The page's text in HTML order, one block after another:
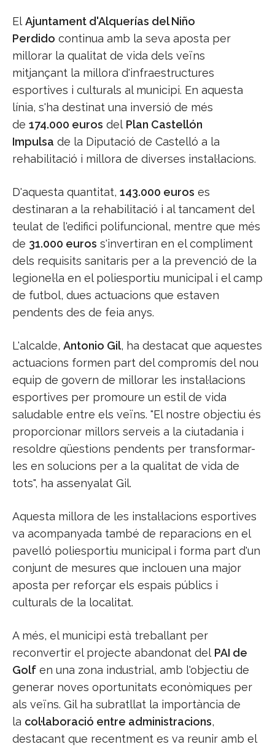
El Ajuntament d'Alquerías del Niño
Perdido continua amb la seva aposta per
millorar la qualitat de vida dels veïns
mitjançant la millora d'infraestructures
esportives i culturals al municipi. En aquesta
línia, s'ha destinat una inversió de més
de 174.000 euros del Plan Castellón
Impulsa de la Diputació de Castelló a la
rehabilitació i millora de diverses instal·lacions.
D'aquesta quantitat, 143.000 euros es
destinaran a la rehabilitació i al tancament del
teulat de l'edifici polifuncional, mentre que més
de 31.000 euros s'invertiran en el compliment
dels requisits sanitaris per a la prevenció de la
legionel·la en el poliesportiu municipal i el camp
de futbol, dues actuacions que estaven
pendents des de feia anys.
L'alcalde, Antonio Gil, ha destacat que aquestes
actuacions formen part del compromís del nou
equip de govern de millorar les instal·lacions
esportives per promoure un estil de vida
saludable entre els veïns. "El nostre objectiu és
proporcionar millors serveis a la ciutadania i
resoldre qüestions pendents per transformar-
les en solucions per a la qualitat de vida de
tots", ha assenyalat Gil.
Aquesta millora de les instal·lacions esportives
va acompanyada també de reparacions en el
pavelló poliesportiu municipal i forma part d'un
conjunt de mesures que inclouen una major
aposta per reforçar els espais públics i
culturals de la localitat.
A més, el municipi està treballant per
reconvertir el projecte abandonat del PAI de
Golf en una zona industrial, amb l'objectiu de
generar noves oportunitats econòmiques per
als veïns. Gil ha subratllat la importància de
la col·laboració entre administracions,
destacant que recentment es va reunir amb el